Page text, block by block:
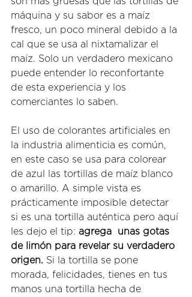
máquina y su sabor es a maíz
fresco, un poco mineral debido a la
cal que se usa al nixtamalizar el
maíz. Solo un verdadero mexicano
puede entender lo reconfortante
de esta experiencia y los
comerciantes lo saben.
El uso de colorantes artificiales en
la industria alimenticia es común,
en este caso se usa para colorear
de azul las tortillas de maíz blanco
o amarillo. A simple vista es
prácticamente imposible detectar
si es una tortilla auténtica pero aquí
les dejo el tip: agrega  unas gotas
de limón para revelar su verdadero
origen. Si la tortilla se pone
morada, felicidades, tienes en tus
manos una tortilla hecha de